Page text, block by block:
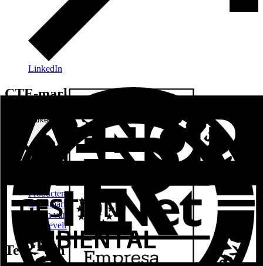
LinkedIn
CTE-markering
CTE-markering
Producten
CTE-markering
Stalen van afwerkingen en kleuren
Aanbevelingen
Technisch Bouwbesluit